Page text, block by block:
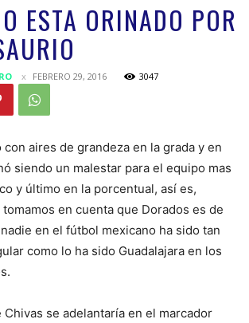
ESTA ORINADO POR
FEBRERO 29, 2016 3047
con aires de grandeza en la grada y en
siendo un malestar para el equipo mas
y último en la porcentual, así es,
en cuenta que Dorados es de
en el fútbol mexicano ha sido tan
como lo ha sido Guadalajara en los
Chivas se adelantaría en el marcador